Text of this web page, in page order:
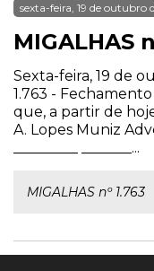
sexta-feira, 19 de outubro
MIGALHAS
Sexta-feira, 19 de
1.763 -
que, a partir de
A. Lopes Muniz
_________ _______...
MIGALHAS nº 1.763